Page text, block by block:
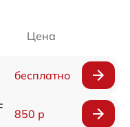
Цена
бесплатно
850 р